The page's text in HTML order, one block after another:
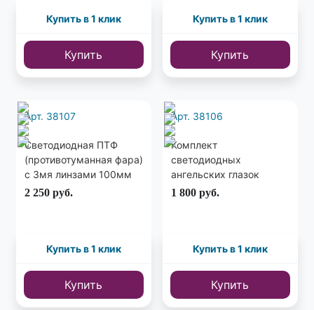
Купить в 1 клик
Купить
Купить в 1 клик
Купить
Арт. 38107
Светодиодная ПТФ
(противотуманная фара)
с 3мя линзами 100мм
1шт.
2 250 руб.
Купить в 1 клик
Купить
Арт. 38106
Комплект
светодиодных
ангельских глазок
(ANGEL EYES)
1 800 руб.
Купить в 1 клик
Купить